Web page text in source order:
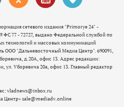
сетевого издания "Primorye 24" -
77 - 72727, выдано Федеральной службой по
технологий и массовых коммуникаций
ООО "Дальневосточный Медиа Центр". 690091,
д.20А, офис 13. Адрес редакции:
ул. Уборевича 20а, офис 13. Главный редактор
vladnews@inbox.ru
Центр» sale@mediadv.online